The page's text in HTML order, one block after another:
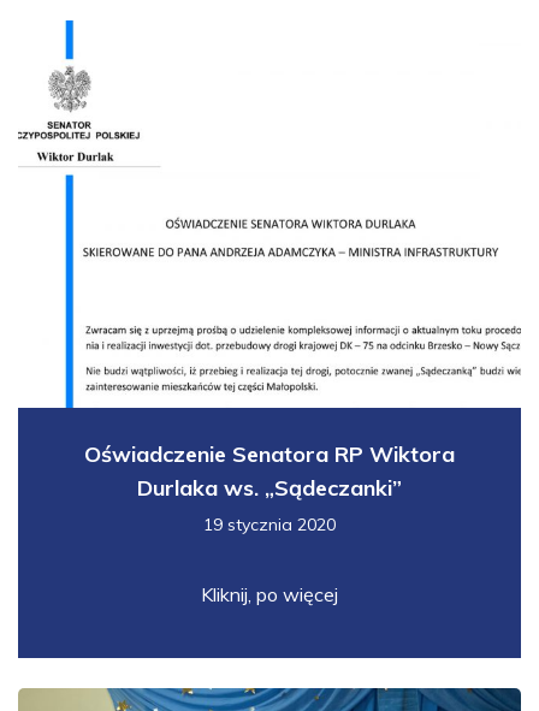
Oświadczenie Senatora RP Wiktora
Durlaka ws. „Sądeczanki”
19 stycznia 2020
Kliknij, po więcej